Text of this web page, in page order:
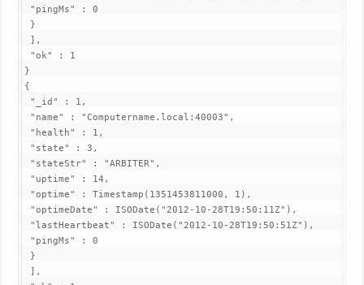
"pingMs" : 0
}
],
"ok" : 1
}
{
"_id" : 1,
"name" : "Computername.local:40003",
"health" : 1,
"state" : 3,
"stateStr" : "ARBITER",
"uptime" : 14,
"optime" : Timestamp(1351453811000, 1),
"optimeDate" : ISODate("2012-10-28T19:50:11Z"),
"lastHeartbeat" : ISODate("2012-10-28T19:50:51Z"),
"pingMs" : 0
}
],